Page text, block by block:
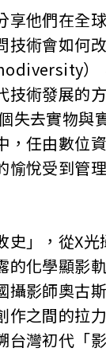
他們在全
術會如何
）
術發展的
去實物與
任由數位
悅受到管
」，從X
化學顯影
影師奧古
之間的拉
灣初代「